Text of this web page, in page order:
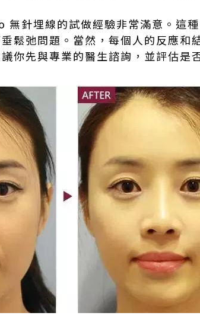
埋線的試做經驗非常滿意。這種
鬆弛問題。當然，每個人的反應和
你先與專業的醫生諮詢，並評估是